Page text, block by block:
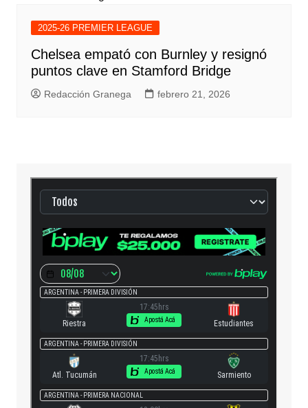
2025-26 PREMIER LEAGUE
Chelsea empató con Burnley y resignó
puntos clave en Stamford Bridge
Redacción Granega febrero 21, 2026